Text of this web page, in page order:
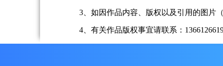
3、如因作品内容、版权以及引用的图片
4、有关作品版权事宜请联系：